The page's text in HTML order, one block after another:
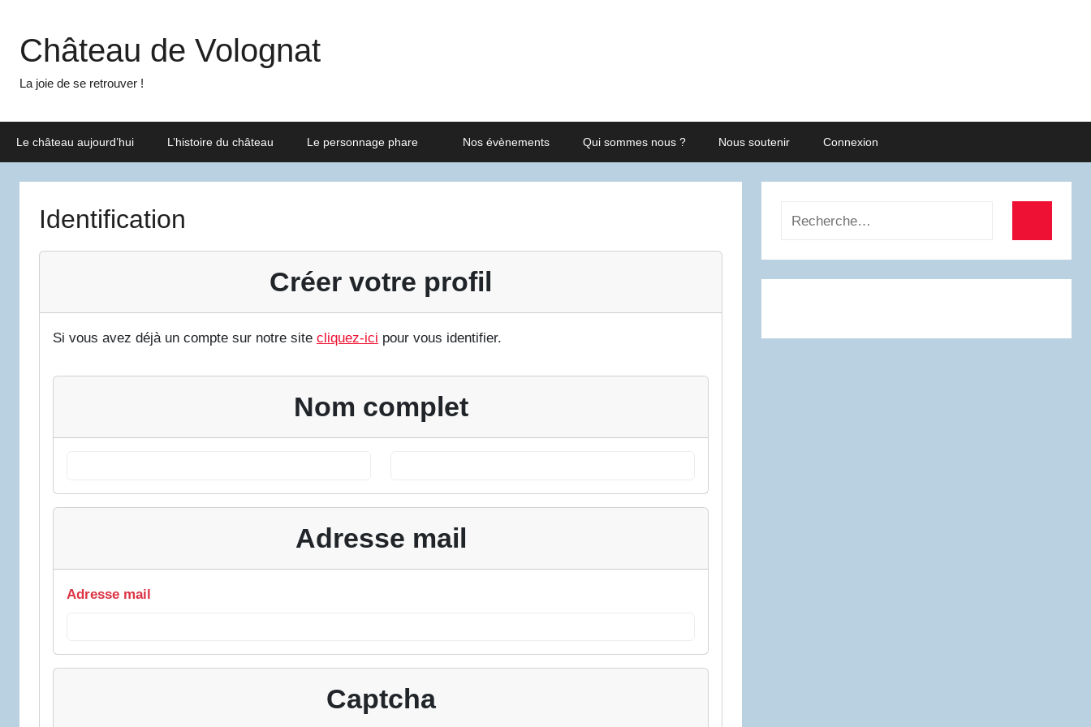
contenu
Château de Volognat
La joie de se retrouver !
Le château aujourd’hui L’histoire du château Le personnage phare Nos évènements Qui sommes nous ? Nous soutenir Connexion
Identification
Créer votre profil
Si vous avez déjà un compte sur notre site cliquez-ici pour vous identifier.
Nom complet
Adresse mail
Adresse mail
Captcha
Recherche
: